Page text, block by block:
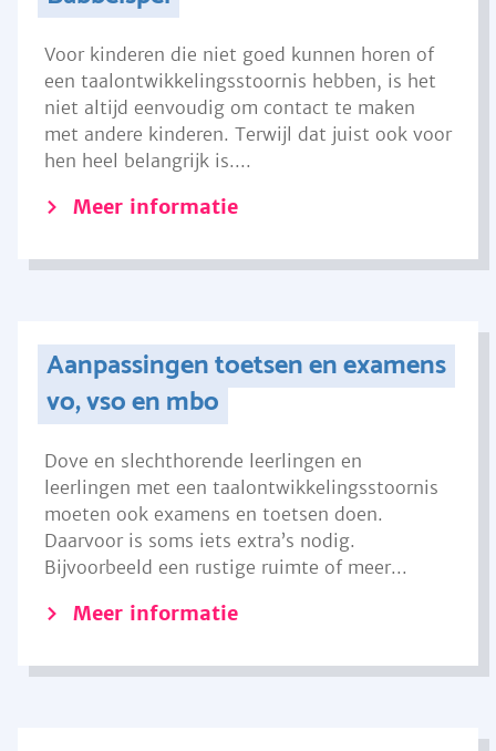
Voor kinderen die niet goed kunnen horen of
een taalontwikkelingsstoornis hebben, is het
niet altijd eenvoudig om contact te maken
met andere kinderen. Terwijl dat juist ook voor
hen heel belangrijk is....
Meer informatie
Aanpassingen toetsen en examens
vo, vso en mbo
Dove en slechthorende leerlingen en
leerlingen met een taalontwikkelingsstoornis
moeten ook examens en toetsen doen.
Daarvoor is soms iets extra’s nodig.
Bijvoorbeeld een rustige ruimte of meer...
Meer informatie